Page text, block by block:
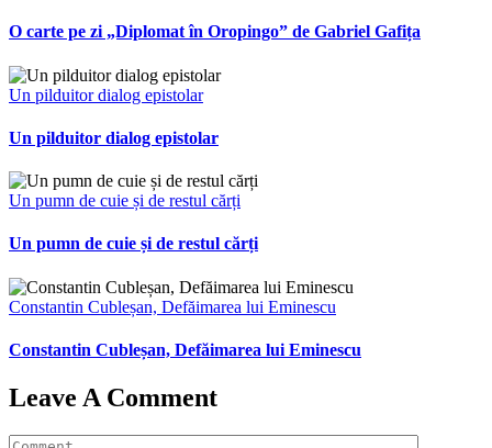
O carte pe zi „Diplomat în Oropingo” de Gabriel Gafița
Un pilduitor dialog epistolar
Un pilduitor dialog epistolar
Un pumn de cuie și de restul cărți
Un pumn de cuie și de restul cărți
Constantin Cubleșan, Defăimarea lui Eminescu
Constantin Cubleșan, Defăimarea lui Eminescu
Leave A Comment
Comment